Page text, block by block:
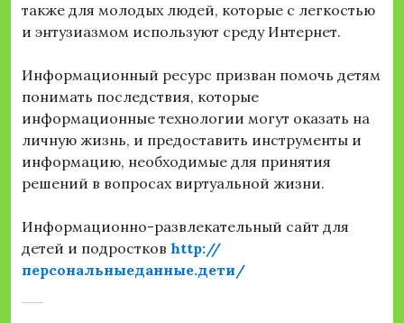
также для молодых людей, которые с легкостью
и энтузиазмом используют среду Интернет.
Информационный ресурс призван помочь детям
понимать последствия, которые
информационные технологии могут оказать на
личную жизнь, и предоставить инструменты и
информацию, необходимые для принятия
решений в вопросах виртуальной жизни.
Информационно-развлекательный сайт для
детей и подростков http://
персональныеданные.дети/